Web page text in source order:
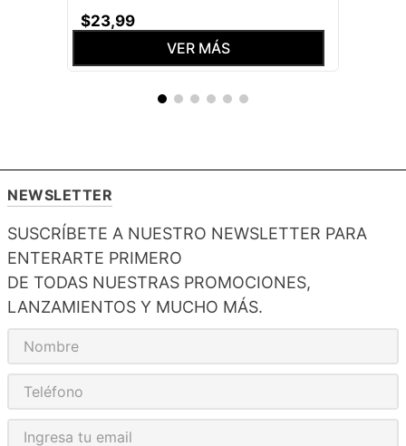
$23,99
VER MÁS
NEWSLETTER
SUSCRÍBETE A NUESTRO NEWSLETTER PARA
ENTERARTE PRIMERO
DE TODAS NUESTRAS PROMOCIONES,
LANZAMIENTOS Y MUCHO MÁS.